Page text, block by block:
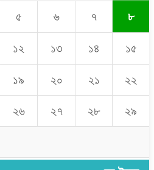
৫ ৬ ৭ ৮
১২ ১৩ ১৪ ১৫
১৯ ২০ ২১ ২২
২৬ ২৭ ২৮ ২৯